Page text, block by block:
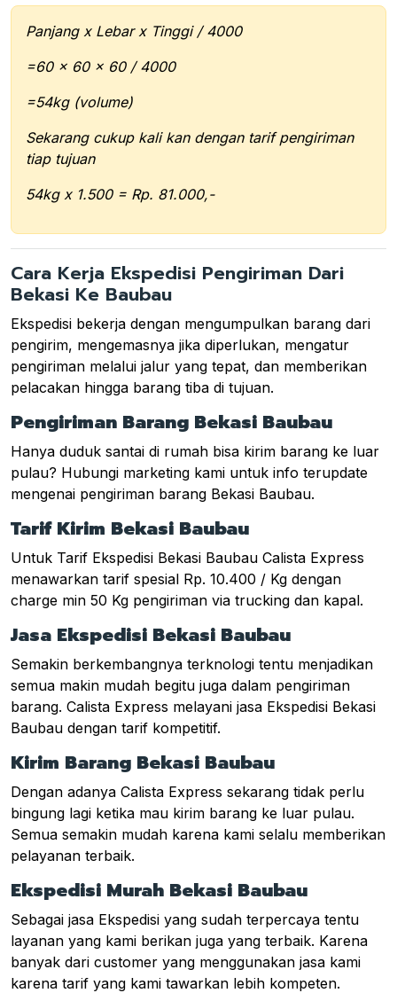
Panjang x Lebar x Tinggi / 4000
=60 x 60 x 60 / 4000
=54kg (volume)
Sekarang cukup kali kan dengan tarif pengiriman
tiap tujuan
54kg x 1.500 = Rp. 81.000,-
Cara Kerja Ekspedisi Pengiriman Dari
Bekasi Ke Baubau
Ekspedisi bekerja dengan mengumpulkan barang dari
pengirim, mengemasnya jika diperlukan, mengatur
pengiriman melalui jalur yang tepat, dan memberikan
pelacakan hingga barang tiba di tujuan.
Pengiriman Barang Bekasi Baubau
Hanya duduk santai di rumah bisa kirim barang ke luar
pulau? Hubungi marketing kami untuk info terupdate
mengenai pengiriman barang Bekasi Baubau.
Tarif Kirim Bekasi Baubau
Untuk Tarif Ekspedisi Bekasi Baubau Calista Express
menawarkan tarif spesial Rp. 10.400 / Kg dengan
charge min 50 Kg pengiriman via trucking dan kapal.
Jasa Ekspedisi Bekasi Baubau
Semakin berkembangnya terknologi tentu menjadikan
semua makin mudah begitu juga dalam pengiriman
barang. Calista Express melayani jasa Ekspedisi Bekasi
Baubau dengan tarif kompetitif.
Kirim Barang Bekasi Baubau
Dengan adanya Calista Express sekarang tidak perlu
bingung lagi ketika mau kirim barang ke luar pulau.
Semua semakin mudah karena kami selalu memberikan
pelayanan terbaik.
Ekspedisi Murah Bekasi Baubau
Sebagai jasa Ekspedisi yang sudah terpercaya tentu
layanan yang kami berikan juga yang terbaik. Karena
banyak dari customer yang menggunakan jasa kami
karena tarif yang kami tawarkan lebih kompeten.